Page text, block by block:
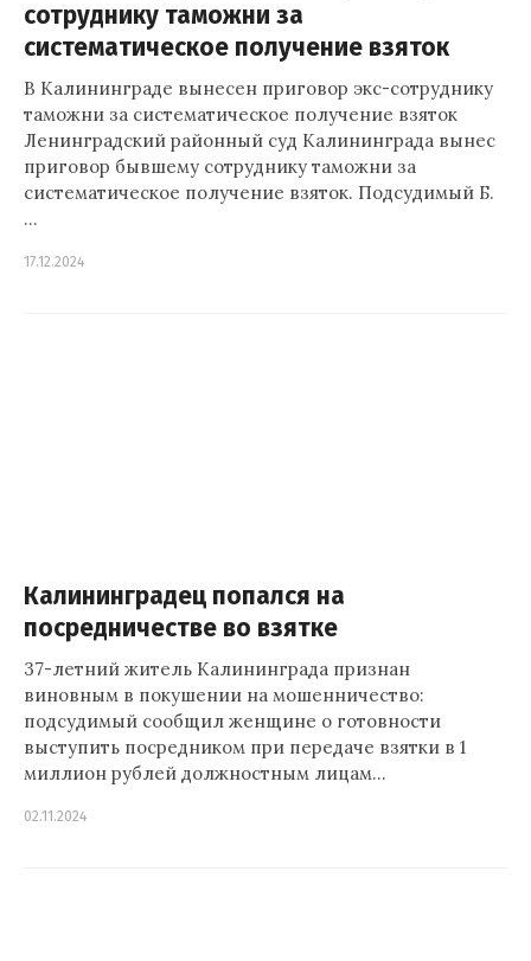
сотруднику таможни за
систематическое получение взяток
В Калининграде вынесен приговор экс-сотруднику
таможни за систематическое получение взяток
Ленинградский районный суд Калининграда вынес
приговор бывшему сотруднику таможни за
систематическое получение взяток. Подсудимый Б.
…
17.12.2024
Калининградец попался на
посредничестве во взятке
37-летний житель Калининграда признан
виновным в покушении на мошенничество:
подсудимый сообщил женщине о готовности
выступить посредником при передаче взятки в 1
миллион рублей должностным лицам…
02.11.2024